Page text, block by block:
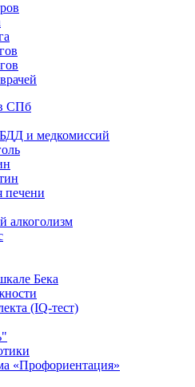
СПб
и медкомиссий
печени
алкоголизм
Бека
(IQ-тест)
«Профориентация»